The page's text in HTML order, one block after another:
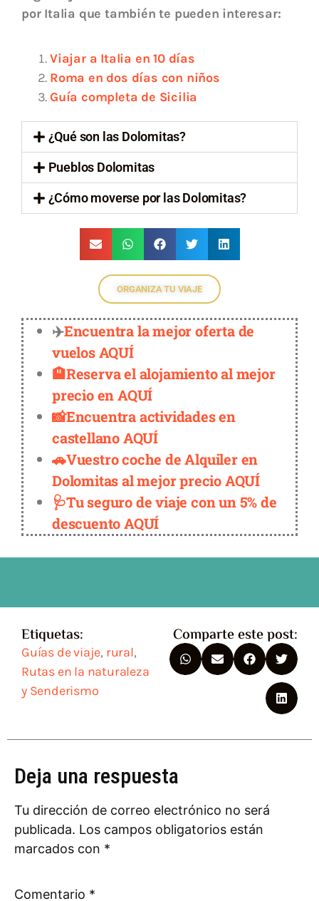
por Italia que también te pueden interesar:
Viajar a Italia en 10 días
Roma en dos días con niños
Guía completa de Sicilia
¿Qué son las Dolomitas?
Pueblos Dolomitas
¿Cómo moverse por las Dolomitas?
ORGANIZA TU VIAJE
✈️Encuentra la mejor oferta de
vuelos AQUÍ
🏨Reserva el alojamiento al mejor
precio en AQUÍ
📸Encuentra actividades en
castellano AQUÍ
🚗Vuestro coche de Alquiler en
Dolomitas al mejor precio AQUÍ
🩺Tu seguro de viaje con un 5% de
descuento AQUÍ
Etiquetas:
Guías de viaje, rural,
Rutas en la naturaleza
y Senderismo
Comparte este post:
Deja una respuesta
Tu dirección de correo electrónico no será
publicada. Los campos obligatorios están
marcados con *
Comentario *